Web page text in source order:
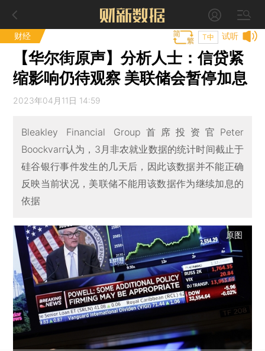
财经 试听
T中
【华尔街原声】分析人士：信贷紧
缩影响仍待观察 美联储会暂停加息
2023年04月11日 14:59
Bleakley Financial Group首席投资官Peter
Boockvarr认为，3月非农就业数据的统计时间截止于
硅谷银行事件发生的几天后，因此该数据并不能正确
反映当前状况，美联储不能用该数据作为继续加息的
依据
原图